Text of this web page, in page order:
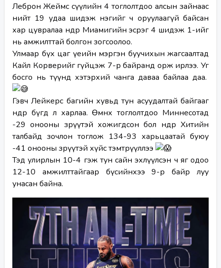
Леброн Жеймс сүүлийн 4 тоглолтдоо алсын зайнаас
нийт 19 удаа шидэж нэгийг ч оруулаагүй байсан
хар цувралаа өнөөдөр Миамигийн эсрэг 4 шидэж 1-ийг
нь амжилттай болгон зогсоолоо.
Улмаар бүх цаг үеийн мэргэн буучихын жагсаалтад
Кайл Корверийг гүйцэж 7-р байранд орж ирлээ. Уг
босго нь түүнд хэтэрхий чанга даваа байлаа даа.
Гэвч Лейкерс багийн хувьд тун асуудалтай байгааг
өнөөдөр бүгд л харлаа. Өмнөх тоглолтдоо Миннесотад
-29 онооны зөрүүтэй хожигдсон бол өнөөдөр Хитийн
талбайд зочлон тоглож 134-93 харьцаатай буюу
-41 онооны зөрүүтэй хүйс тэмтрүүллээ
Тэд улирлын 10-4 гэж тун сайн эхлүүлсэн ч яг одоо
12-10 амжилттайгаар бүсийнхээ 9-р байр луу
унасан байна.